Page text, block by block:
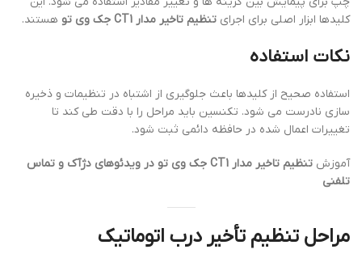
کلیدها ابزار اصلی برای اجرای تنظیم تاخیر مدار CT1 جک وی تو هستند.
نکات استفاده
استفاده صحیح از کلیدها باعث جلوگیری از اشتباه در تنظیمات و ذخیره
سازی نادرست می شود. تکنسین باید مراحل را با دقت طی کند تا
تغییرات اعمال شده در حافظه دائمی ثبت شود.
آموزش
تنظیم تاخیر مدار CT1 جک وی تو در ویدئوهای دژآک و تماس
تلفنی
مراحل تنظیم تأخیر درب اتوماتیک